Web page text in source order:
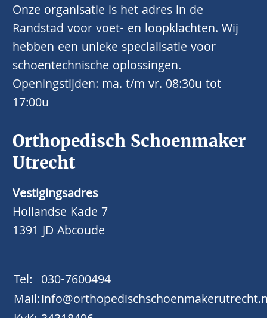
Orthopedisch Schoenmaker
Utrecht
Vestigingsadres
Hollandse Kade 7
1391 JD Abcoude
Tel: 030-7600494
Mail:
Onze organisatie is het adres in de
Randstad voor voet- en loopklachten. Wij
hebben een unieke specialisatie voor
schoentechnische oplossingen.
Openingstijden: ma. t/m vr. 08:30u tot
17:00u